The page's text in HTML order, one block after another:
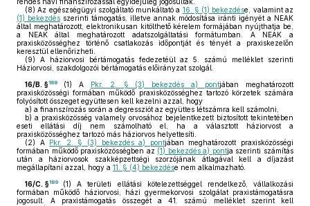
(8) Az egészségügyi szolgáltató munkáltató a 16. § (1) bekezdése, valamint az
(1) bekezdés szerinti támogatás, illetve annak módosítása iránti igényét a NEAK
által meghatározott, elektronikusan kitölthető kérelem formájában nyújthatja be,
a NEAK által meghatározott adatszolgáltatási formátumban. A NEAK a
praxisközösséghez történő csatlakozás időpontját és tényét a praxiskezelőn
keresztül ellenőrizheti.
(9) A háziorvosi bértámogatás fedezetéül az 5. számú melléklet szerinti
Háziorvosi, szakdolgozói bértámogatás előirányzat szolgál.
16/B. §188 (1) A Pkr. 2. § (3) bekezdés a) pontjában meghatározott
praxisközösségi formában működő praxisközösséghez tartozó körzetek számára
folyósított összeget együttesen kell kezelni azzal, hogy
a) a finanszírozás során a degressziót az együttes létszámra kell számolni,
b) a praxisközösség valamely orvosához bejelentkezett biztosított tekintetében
eseti ellátási díj nem számolható el, ha a választott háziorvost a
praxisközösséghez tartozó más háziorvos helyettesíti.
(2) A Pkr. 2. § (3) bekezdés a) pontjában meghatározott praxisközösségi
formában működő praxisközösségben az (1) bekezdés a) pontja szerinti számítás
után a háziorvosok szakképzettségi szorzójának átlagával kell a díjazást
megállapítani azzal, hogy a 11. § (4) bekezdése nem alkalmazható.
16/C. §189 (1) A területi ellátási kötelezettséggel rendelkező, vállalkozási
formában működő háziorvosi, házi gyermekorvosi szolgálat praxistámogatásra
jogosult. A praxistámogatás összegét a 41. számú melléklet szerint kell